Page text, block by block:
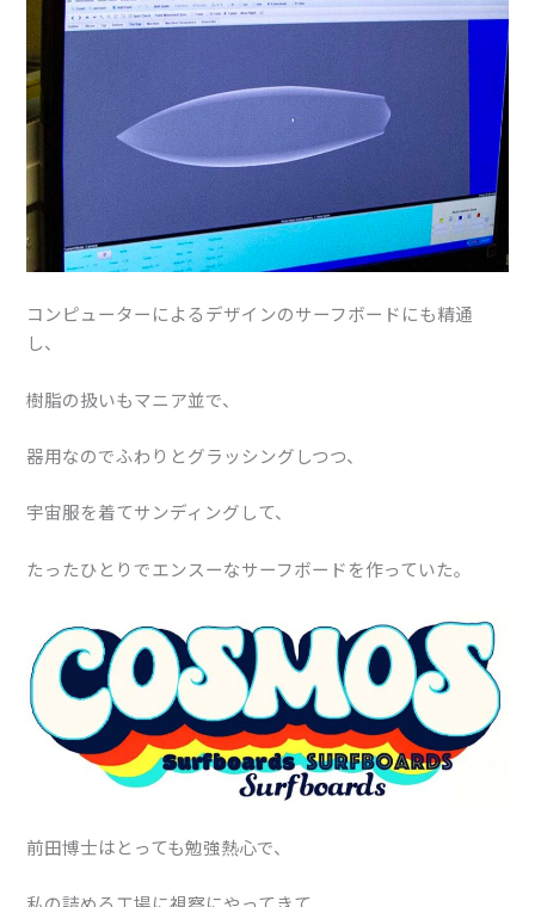
コンピューターによるデザインのサーフボードにも精通
し、
樹脂の扱いもマニア並で、
器用なのでふわりとグラッシングしつつ、
宇宙服を着てサンディングして、
たったひとりでエンスーなサーフボードを作っていた。
前田博士はとっても勉強熱心で、